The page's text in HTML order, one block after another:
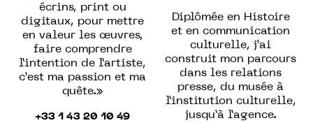
écrins, print ou
digitaux, pour mettre
en valeur les œuvres,
faire comprendre
l’intention de l’artiste,
c’est ma passion et ma
quête.»
+33 1 43 20 10 49
Diplômée en Histoire
et en communication
culturelle, j’ai
construit mon parcours
dans les relations
presse, du musée à
l’institution culturelle,
jusqu’à l’agence.